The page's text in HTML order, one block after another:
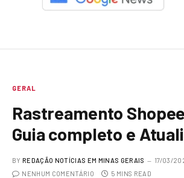
GERAL
Rastreamento
Guia completo e
BY REDAÇÃO NOTÍCIAS EM MINAS GERAIS
17/03/
NENHUM COMENTÁRIO
5 MINS READ